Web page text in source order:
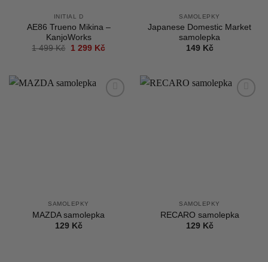
INITIAL D
AE86 Trueno Mikina –
KanjoWorks
1 499Kč
Původní
499 Kč.
1 299 KčAktuální
299 Kč.
SAMOLEPKY
Japanese Domestic Market
samolepka
149 Kč
SAMOLEPKY
MAZDA samolepka
129 Kč
SAMOLEPKY
RECARO samolepka
129 Kč